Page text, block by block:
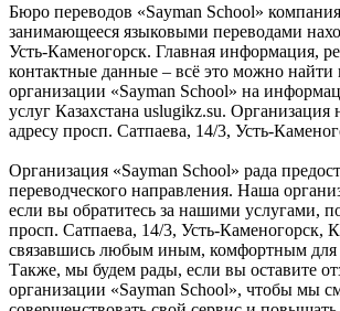
Бюро переводов «Sayman School»
занимающееся языковыми переводами
Усть-Каменогорск. Главная информация,
контактные данные – всё это можно найти
организации «Sayman School» на
услуг Казахстана uslugikz.su. Организация
адресу просп. Сатпаева, 14/3, Усть-
Организация «Sayman School» рада
переводческого направления. Наша
если вы обратитесь за нашими услугами,
просп. Сатпаева, 14/3, Усть-Каменогорск,
связавшись любым иным, комфортным для
Также, мы будем рады, если вы оставите
организации «Sayman School», чтобы мы